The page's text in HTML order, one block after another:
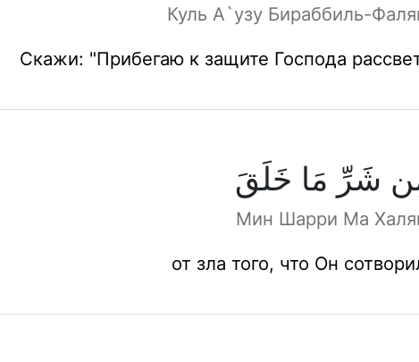
Куль А`узу Бираббиль-
Скажи: "Прибегаю к защите Господа
شَرِّ مَا خَلَقَ
Мин Шарри Ма
от зла того, что Он